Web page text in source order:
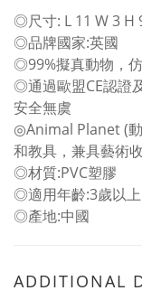
◎尺寸: L 11 W 3 H
◎品牌國家:英國
◎99%擬真動物，
◎通過歐盟CE認證
安全無虞
◎Animal Planet (
和教具，兼具藝術
◎材質:PVC塑膠
◎適用年齡:3歲以上
◎產地:中國
ADDITIONAL